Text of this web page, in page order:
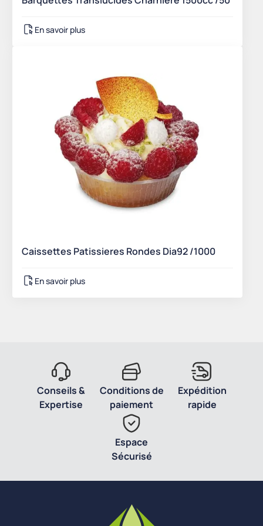
En savoir plus
Caissettes Patissieres Rondes Dia92 /1000
En savoir plus
Conseils &
Expertise
Conditions de
paiement
Expédition
rapide
Espace
Sécurisé